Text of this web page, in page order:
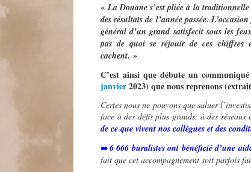
«La Douane s’est pliée à la traditionnelle
des résultats de l’année passée. L’
général d’un grand satisfecit sous les
pas de quoi se réjouir de ces chiffres
cachent. »
C’est ainsi que débute un
janvier2023) que nous reprenons
Certes nous ne pouvons que saluer
face à des défis plus grands, à des
de ce que vivent nos collègues et des
•• 6 666 buralistes ont bénéficié d’une
fait que cet accompagnement soit parfois